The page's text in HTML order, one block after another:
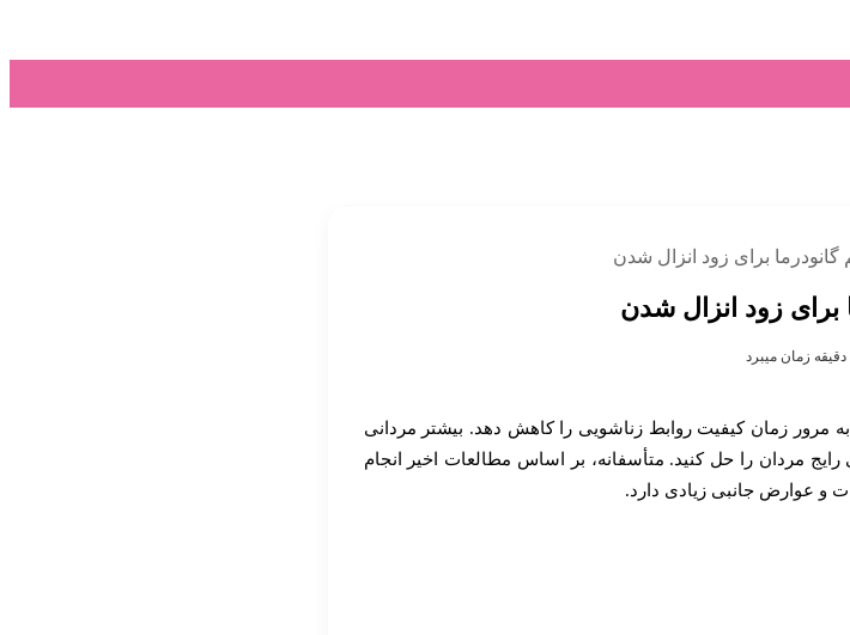
برای زود انزال شدن
زود انزال شدن
مرور زمان کیفیت روابط زناشویی را کاهش دهد. بیشتر مردانی
مردان را حل کنید. متأسفانه، بر اساس مطالعات اخیر انجام
و عوارض جانبی زیادی دارد.